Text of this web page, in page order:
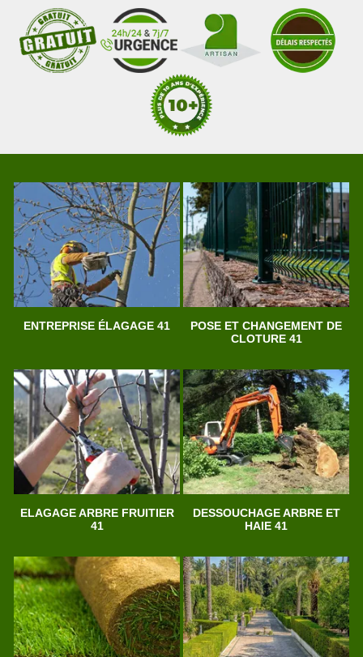
ENTREPRISE ÉLAGAGE 41
POSE ET CHANGEMENT DE
CLOTURE 41
ELAGAGE ARBRE FRUITIER
41
DESSOUCHAGE ARBRE ET
HAIE 41